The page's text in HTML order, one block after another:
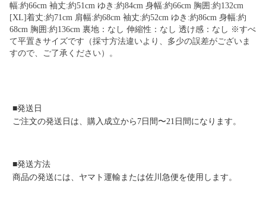
幅:約66cm 袖丈:約51cm ゆき:約84cm 身幅:約66cm 胸囲:約132cm
[XL]着丈:約71cm 肩幅:約68cm 袖丈:約52cm ゆき:約86cm 身幅:約
68cm 胸囲:約136cm 裏地：なし 伸縮性：なし 透け感：なし ※すべ
て平置きサイズです（採寸方法違いより、多少の誤差がございま
すので、ご了承ください）。
■発送日
ご注文の発送日は、購入成立から7日間〜21日間になります。
■発送方法
商品の発送には、ヤマト運輸または佐川急便を使用します。